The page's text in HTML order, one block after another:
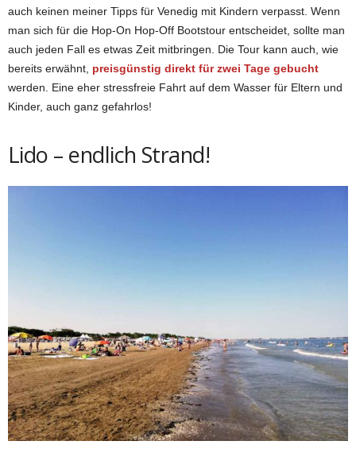
auch keinen meiner Tipps für Venedig mit Kindern verpasst. Wenn
man sich für die Hop-On Hop-Off Bootstour entscheidet, sollte man
auch jeden Fall es etwas Zeit mitbringen. Die Tour kann auch, wie
bereits erwähnt, preisgünstig direkt für zwei Tage gebucht
werden. Eine eher stressfreie Fahrt auf dem Wasser für Eltern und
Kinder, auch ganz gefahrlos!
Lido – endlich Strand!